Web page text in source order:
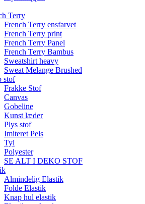
Terry
French Terry ensfarvet
French Terry print
French Terry Panel
French Terry Bambus
Sweatshirt heavy
Sweat Melange Brushed
stof
Frakke Stof
Canvas
Gobeline
Kunst læder
Plys stof
Imiteret Pels
Tyl
Polyester
SE ALT I DEKO STOF
Almindelig Elastik
Folde Elastik
Knap hul elastik